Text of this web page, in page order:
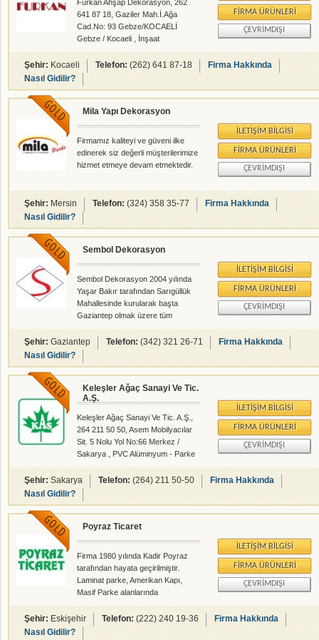
Furkan Ahşap Dekorasyon, 262
641 87 18, Gaziler Mah.İ.Ağa
Cad.No: 93 Gebze/KOCAELİ
Gebze / Kocaeli , İnşaat
Dekorasyon - Parke Rabıta -
Banyo Mutfak - rehberalem.com
alanlarında faliyet gösteren
firmamızdır.
FIRMA ÜRÜNLERI
ÇEVRIMDIŞI
Şehir:Kocaeli Telefon:(262) 641 87-18
Firma Hakkında
Nasıl Gidilir?
Mila Yapı Dekorasyon
Firmamız kaliteyi ve güveni ilke
edinerek siz değerli müşterilerimize
hizmet etmeye devam etmektedir.
İLETIŞIM BILGISI
FIRMA ÜRÜNLERI
ÇEVRIMDIŞI
Şehir:Mersin Telefon:(324) 358 35-77
Firma Hakkında
Nasıl Gidilir?
Sembol Dekorasyon
Sembol Dekorasyon 2004 yılında
Yaşar Bakır tarafından Sarıgüllük
Mahallesinde kurularak başta
Gaziantep olmak üzere tüm
Türkiye ye hizmet vermeyi ilke
edinmiştir.
İLETIŞIM BILGISI
FIRMA ÜRÜNLERI
ÇEVRIMDIŞI
Şehir:Gaziantep Telefon:(342) 321 26-71
Firma Hakkında
Nasıl Gidilir?
Keleşler Ağaç Sanayi Ve Tic.
A.Ş.
Keleşler Ağaç Sanayi Ve Tic. A.Ş.,
264 211 50 50, Asem Mobilyacılar
Sit. 5 Nolu Yol No:66 Merkez /
Sakarya , PVC Alüminyum - Parke
Rabıta - rehberalem.com
alanlarında faliyet gösteren
firmamızdır.
İLETIŞIM BILGISI
FIRMA ÜRÜNLERI
ÇEVRIMDIŞI
Şehir:Sakarya Telefon:(264) 211 50-50
Firma Hakkında
Nasıl Gidilir?
Poyraz Ticaret
Firma 1980 yılında Kadir Poyraz
tarafından hayata geçirilmiştir.
Laminat parke, Amerikan Kapı,
Masif Parke alanlarında
çalışmalarını yürütüyor. Ayrıca
mutfak dolabı ve banyo dolabı,
portmanto üretimide yapıyor.
İLETIŞIM BILGISI
FIRMA ÜRÜNLERI
ÇEVRIMDIŞI
Şehir:Eskişehir Telefon:(222) 240 19-36
Firma Hakkında
Nasıl Gidilir?